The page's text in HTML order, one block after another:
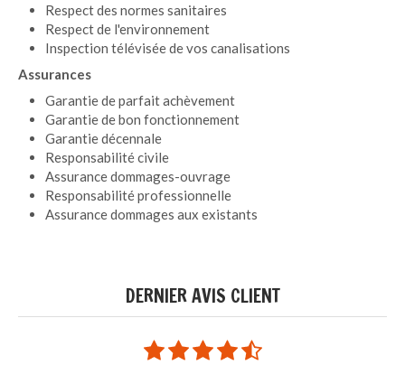
Respect des normes sanitaires
Respect de l'environnement
Inspection télévisée de vos canalisations
Assurances
Garantie de parfait achèvement
Garantie de bon fonctionnement
Garantie décennale
Responsabilité civile
Assurance dommages-ouvrage
Responsabilité professionnelle
Assurance dommages aux existants
DERNIER AVIS CLIENT